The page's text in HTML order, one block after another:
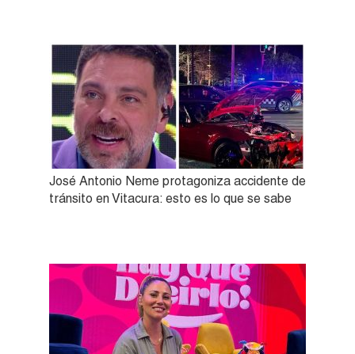
José Antonio Neme protagoniza accidente de
tránsito en Vitacura: esto es lo que se sabe